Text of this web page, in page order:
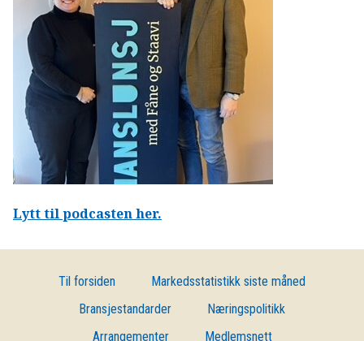
DEN LILLE FONDSHÅNDBOKEN
IN ENGLISH
Lytt til podcasten her.
Til forsiden
Markedsstatistikk siste måned
Bransjestandarder
Næringspolitikk
Arrangementer
Medlemsnett